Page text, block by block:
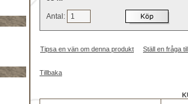
Antal:
Tipsa en vän om denna produkt Ställ en fråga
Tillbaka